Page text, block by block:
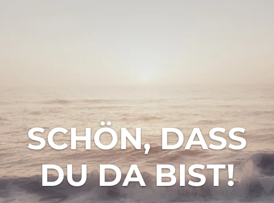
SCHÖN, DASS
DU DA BIST!